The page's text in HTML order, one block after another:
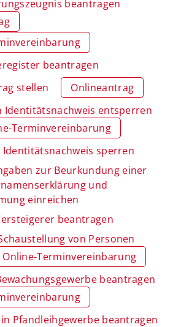
beantragen
beantragen
stellen
Onlineantrag
Identitätsnachweis entsperren
Terminvereinbarung
sperren
zur Beurkundung einer
und
einreichen
beantragen
von Personen
Online-Terminvereinbarung
beantragen
Pfandleihgewerbe beantragen